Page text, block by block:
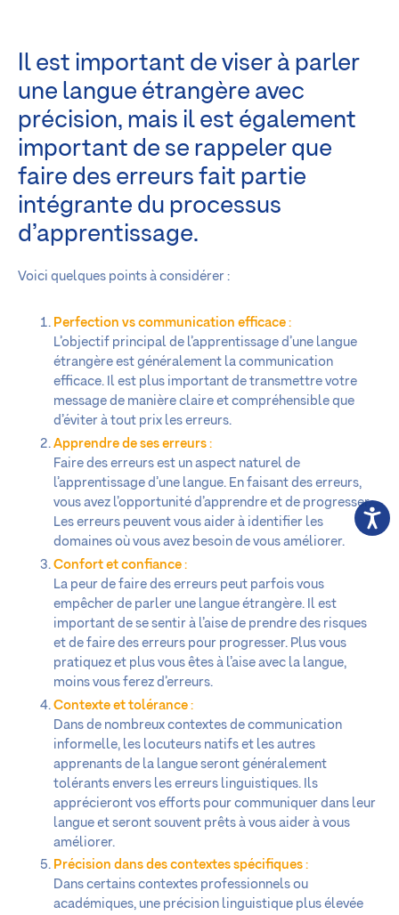
Il est important de viser à parler
une langue étrangère avec
précision, mais il est également
important de se rappeler que
faire des erreurs fait partie
intégrante du processus
d’apprentissage.
Voici quelques points à considérer :
Perfection vs communication efficace :
L’objectif principal de l’apprentissage d’une langue
étrangère est généralement la communication
efficace. Il est plus important de transmettre votre
message de manière claire et compréhensible que
d’éviter à tout prix les erreurs.
Apprendre de ses erreurs :
Faire des erreurs est un aspect naturel de
l’apprentissage d’une langue. En faisant des erreurs,
vous avez l’opportunité d’apprendre et de progresser.
Les erreurs peuvent vous aider à identifier les
domaines où vous avez besoin de vous améliorer.
Confort et confiance :
La peur de faire des erreurs peut parfois vous
empêcher de parler une langue étrangère. Il est
important de se sentir à l’aise de prendre des risques
et de faire des erreurs pour progresser. Plus vous
pratiquez et plus vous êtes à l’aise avec la langue,
moins vous ferez d’erreurs.
Contexte et tolérance :
Dans de nombreux contextes de communication
informelle, les locuteurs natifs et les autres
apprenants de la langue seront généralement
tolérants envers les erreurs linguistiques. Ils
apprécieront vos efforts pour communiquer dans leur
langue et seront souvent prêts à vous aider à vous
améliorer.
Précision dans des contextes spécifiques :
Dans certains contextes professionnels ou
académiques, une précision linguistique plus élevée